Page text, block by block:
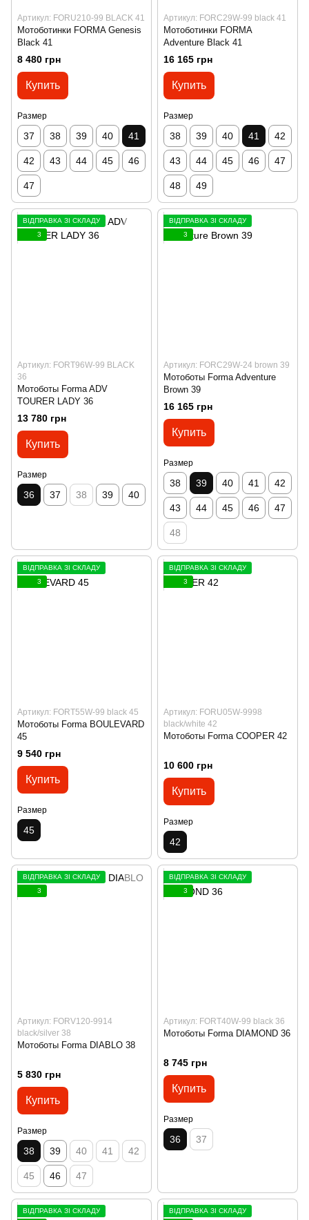
Артикул: FORU210-99 BLACK 41
Мотоботинки FORMA Genesis
Black 41
8 480 грн
Купить
Размер
37 38 39 40 41
42 43 44 45 46
47
Артикул: FORC29W-99 black 41
Мотоботинки FORMA
Adventure Black 41
16 165 грн
Купить
Размер
38 39 40 41 42
43 44 45 46 47
48 49
ВІДПРАВКА ЗІ СКЛАДУ
3
Артикул: FORT96W-99 BLACK
36
Мотоботы Forma ADV
TOURER LADY 36
13 780 грн
Купить
Размер
36 37 38 39 40
ВІДПРАВКА ЗІ СКЛАДУ
3
Артикул: FORC29W-24 brown 39
Мотоботы Forma Adventure
Brown 39
16 165 грн
Купить
Размер
38 39 40 41 42
43 44 45 46 47
48
ВІДПРАВКА ЗІ СКЛАДУ
3
Артикул: FORT55W-99 black 45
Мотоботы Forma BOULEVARD
45
9 540 грн
Купить
Размер
45
ВІДПРАВКА ЗІ СКЛАДУ
3
Артикул: FORU05W-9998
black/white 42
Мотоботы Forma COOPER 42
10 600 грн
Купить
Размер
42
ВІДПРАВКА ЗІ СКЛАДУ
3
Артикул: FORV120-9914
black/silver 38
Мотоботы Forma DIABLO 38
5 830 грн
Купить
Размер
38 39 40 41 42
45 46 47
ВІДПРАВКА ЗІ СКЛАДУ
3
Артикул: FORT40W-99 black 36
Мотоботы Forma DIAMOND 36
8 745 грн
Купить
Размер
36 37
ВІДПРАВКА ЗІ СКЛАДУ
ВІДПРАВКА ЗІ СКЛАДУ